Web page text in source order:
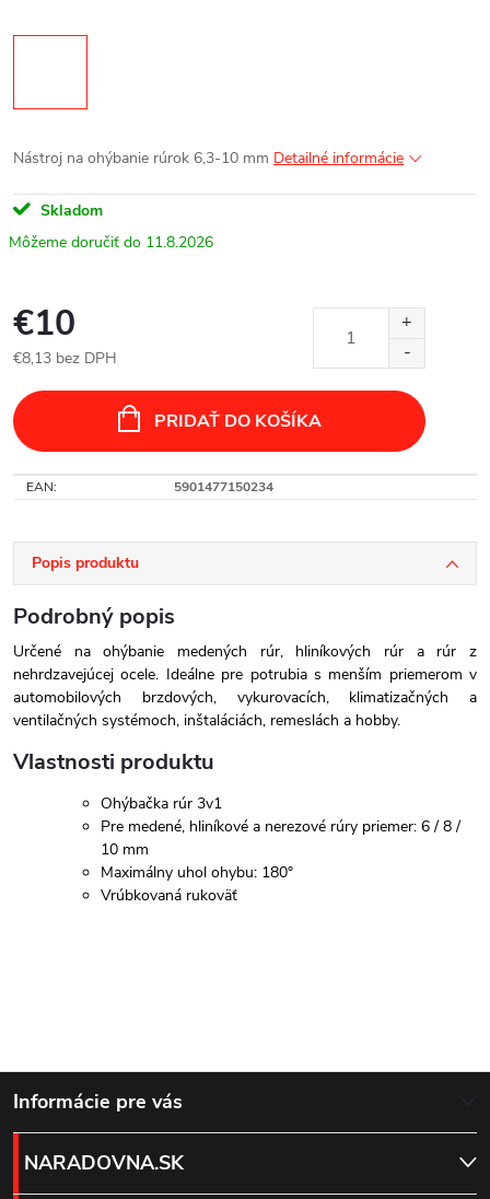
Nástroj na ohýbanie rúrok 6,3-10 mm Detailné informácie
Skladom
11.8.2026
€10
€8,13 bez DPH
cena:
PRIDAŤ DO KOŠÍKA
EAN: 5901477150234
Popis produktu
Podrobný popis
Určené na ohýbanie medených rúr, hliníkových rúr a rúr z
nehrdzavejúcej ocele. Ideálne pre potrubia s menším priemerom v
automobilových brzdových, vykurovacích, klimatizačných a
ventilačných systémoch, inštaláciách, remeslách a hobby.
Vlastnosti produktu
Ohýbačka rúr 3v1
Pre medené, hliníkové a nerezové rúry priemer: 6 / 8 /
10 mm
Maximálny uhol ohybu: 180°
Vrúbkovaná rukoväť
Z
á
Informácie pre vás
NARADOVNA.SK